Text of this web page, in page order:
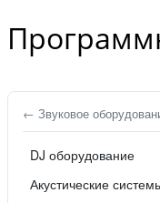
← Звуковое
DJ оборудование
Акустические